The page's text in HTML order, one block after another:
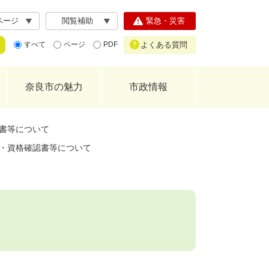
ージ 閲覧補助
すべて ページ PDF
緊急・災害
よくある質問
奈良市の魅力 市政情報
等について
資格確認書等について